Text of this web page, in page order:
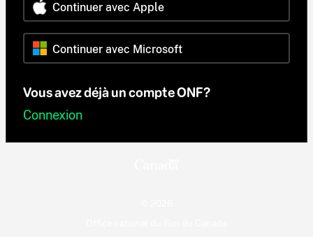
Continuer avec Apple
Continuer avec Microsoft
Vous avez déjà un compte ONF?
Connexion